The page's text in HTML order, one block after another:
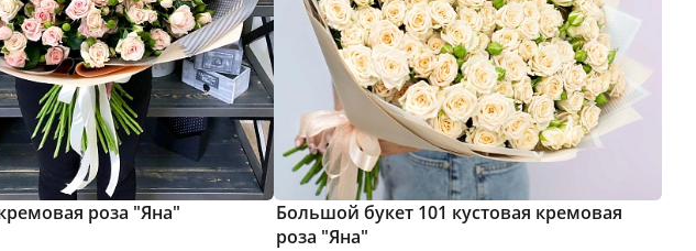
роза "Яна"
Большой букет 101 кустовая кремовая
роза "Яна"